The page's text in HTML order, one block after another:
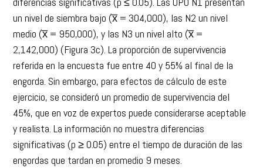
un nivel de siembra bajo (x̅ = 304,000), las N2 un nivel
medio (x̅ = 950,000), y las N3 un nivel alto (x̅ =
2,142,000) (Figura 3c). La proporción de supervivencia
referida en la encuesta fue entre 40 y 55% al final de la
engorda. Sin embargo, para efectos de cálculo de este
ejercicio, se consideró un promedio de supervivencia del
45%, que en voz de expertos puede considerarse aceptable
y realista. La información no muestra diferencias
significativas (p ≥ 0.05) entre el tiempo de duración de las
engordas que tardan en promedio 9 meses.